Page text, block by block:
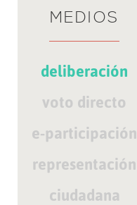
MEDIOS
deliberación
voto directo
e-participación
representación
ciudadana